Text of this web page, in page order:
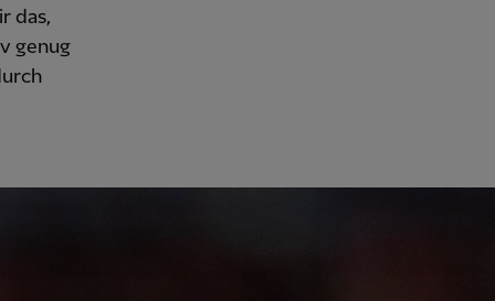
das,
genug